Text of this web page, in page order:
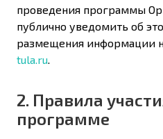
проведения программы
публично уведомить об
размещения информации
tula.ru
2. Правила
программе